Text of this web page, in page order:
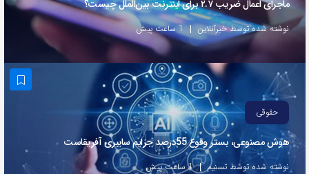
روش‌های
زیر
می‌توانید
این
صفحه
دوستان
خود
ماجرای اعمال ضریب ۲.۷ برای اینترنت بین‌الملل چیست؟
نوشته شده توسط خبرآنلاین 1 ساعت پیش
حقوقی
هوش مصنوعی، بستر وقوع 55درصد جرایم سایبری آفریقاست
نوشته شده توسط تسنیم 1 ساعت پیش